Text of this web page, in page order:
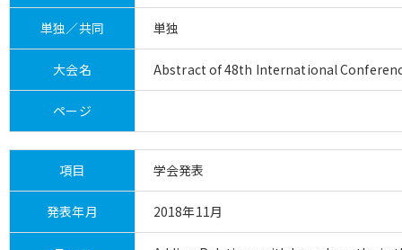
単独／共同 単独
大会名 Abstract of 48th International
ページ
項目 学会発表
発表年月 2018年11月